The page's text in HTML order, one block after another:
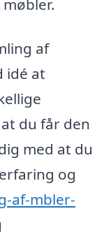
af
idé at
du får den
med at du
og
af-mbler-